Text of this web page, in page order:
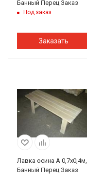
Банный Перец Заказ
Под заказ
Заказать
Лавка осина А 0,7х0,4м,
Банный Перец Заказ